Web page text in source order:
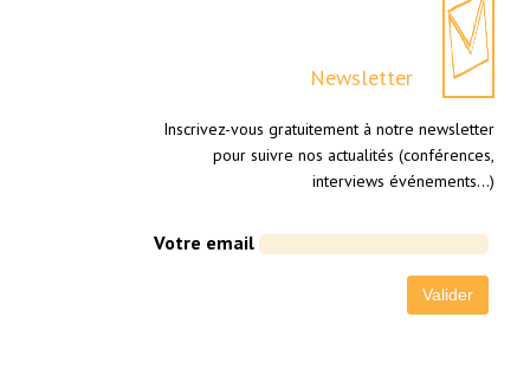
Newsletter
Inscrivez-vous gratuitement à notre newsletter
pour suivre nos actualités (conférences,
interviews événements…)
Votre email